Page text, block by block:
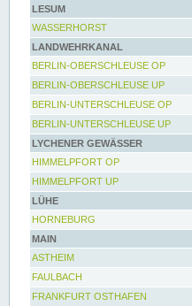
LESUM
WASSERHORST
LANDWEHRKANAL
BERLIN-OBERSCHLEUSE OP
BERLIN-OBERSCHLEUSE UP
BERLIN-UNTERSCHLEUSE OP
BERLIN-UNTERSCHLEUSE UP
LYCHENER GEWÄSSER
HIMMELPFORT OP
HIMMELPFORT UP
LÜHE
HORNEBURG
MAIN
ASTHEIM
FAULBACH
FRANKFURT OSTHAFEN